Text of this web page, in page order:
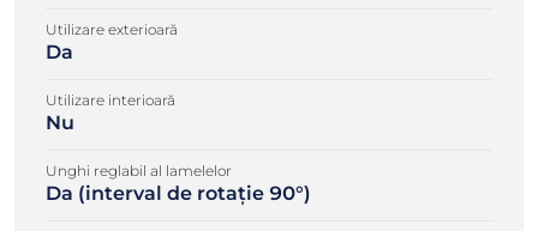
Utilizare exterioară
Da
Utilizare interioară
Nu
Unghi reglabil al lamelelor
Da (interval de rotație 90°)